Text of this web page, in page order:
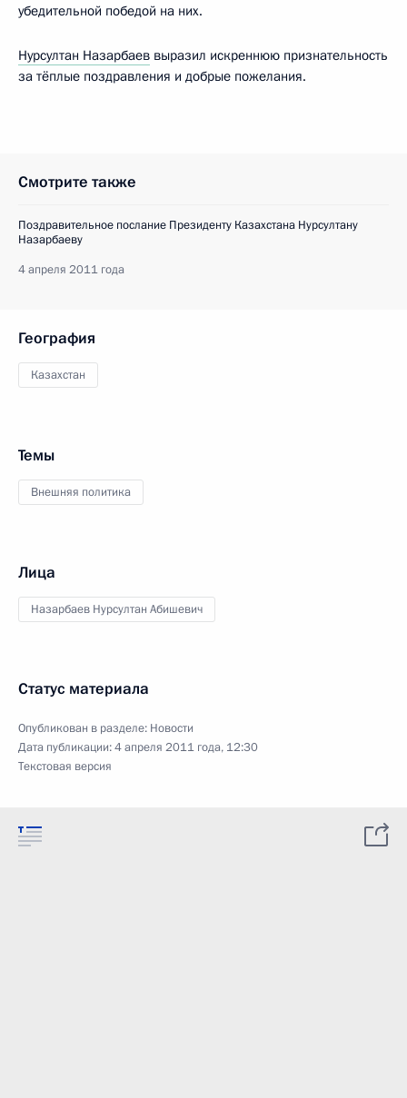
убедительной победой на них.
Нурсултан Назарбаев выразил искреннюю признательность
за тёплые поздравления и добрые пожелания.
Смотрите также
Поздравительное послание Президенту Казахстана Нурсултану
Назарбаеву
4 апреля 2011 года
География
Казахстан
Темы
Внешняя политика
Лица
Назарбаев Нурсултан Абишевич
Статус материала
Опубликован в разделе: Новости
Дата публикации:4 апреля 2011 года, 12:30
Текстовая версия